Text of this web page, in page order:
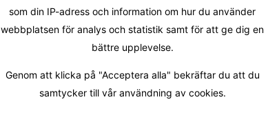
som din IP-adress och information om hur du använder
webbplatsen för analys och statistik samt för att ge dig en
bättre upplevelse.
Genom att klicka på "Acceptera alla" bekräftar du att du
samtycker till vår användning av cookies.